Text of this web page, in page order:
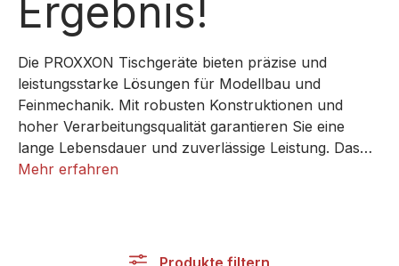
Ergebnis!
Die PROXXON Tischgeräte bieten präzise und
leistungsstarke Lösungen für Modellbau und
Feinmechanik. Mit robusten Konstruktionen und
hoher Verarbeitungsqualität garantieren Sie eine
lange Lebensdauer und zuverlässige Leistung. Das
Sortiment umfasst vielseitige Maschinen wie
und Profis, die Wert auf höchste Qualität legen.
Mehr erfahren
Produkte filtern